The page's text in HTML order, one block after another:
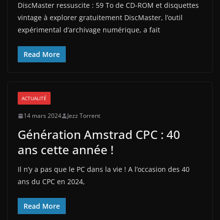
DiscMaster ressuscite : 59 To de CD-ROM et disquettes
vintage à explorer gratuitement DiscMaster, l’outil
expérimental d’archivage numérique, a fait
Read More
ACTUALITÉ
14 mars 2024 Jezz Torrent
Génération Amstrad CPC : 40
ans cette année !
Il n’y a pas que le PC dans la vie ! A l’occasion des 40
ans du CPC en 2024,
Read More